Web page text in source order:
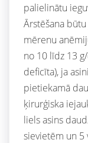
palielinātu
Ārstēšana
mērenu
no 10 līdz 13
deficīta), ja
pietiekamā
ķirurģiska
liels asins
sievietēm un 5